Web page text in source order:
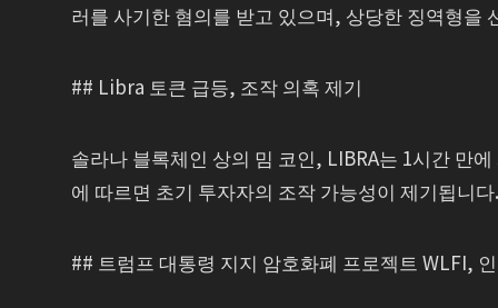
러를 사기한 혐의를 받고 있으며, 상당한 징역형을
## Libra 토큰 급등, 조작 의혹 제기
솔라나 블록체인 상의 밈 코인, LIBRA는 1시간 만
에 따르면 초기 투자자의 조작 가능성이 제기됩니다.
## 트럼프 대통령 지지 암호화폐 프로젝트 WLFI,